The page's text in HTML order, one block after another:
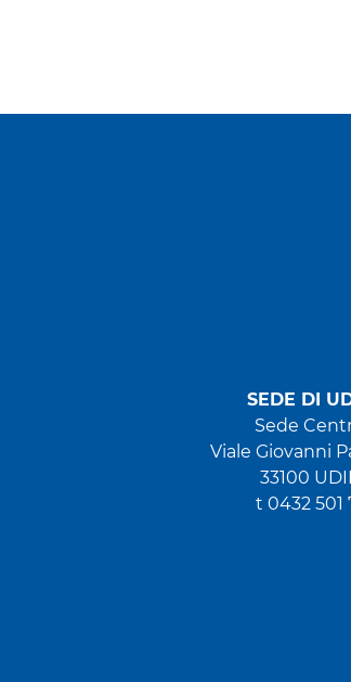
SEDE DI
Sede
Viale Giovanni
33100
t 0432 501